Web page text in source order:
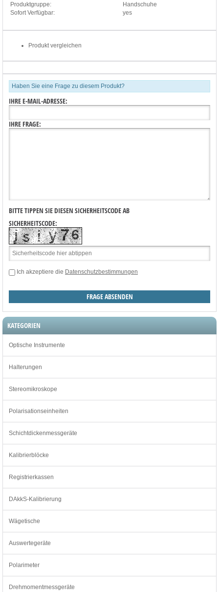
Produktgruppe:
Handschuhe
Sofort Verfügbar:
yes
Produkt vergleichen
Haben Sie eine Frage zu diesem Produkt?
IHRE E-MAIL-ADRESSE:
IHRE FRAGE:
BITTE TIPPEN SIE DIESEN SICHERHEITSCODE AB
SICHERHEITSCODE:
Ich akzeptiere die Datenschutzbestimmungen
KATEGORIEN
Optische Instrumente
Halterungen
Stereomikroskope
Polarisationseinheiten
Schichtdickenmessgeräte
Kalibrierblöcke
Registrierkassen
DAkkS-Kalibrierung
Wägetische
Auswertegeräte
Polarimeter
Drehmomentmessgeräte